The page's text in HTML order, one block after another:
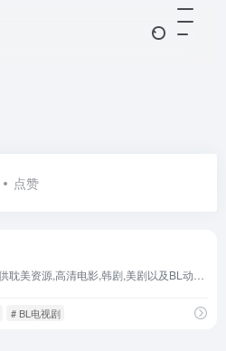
点赞
# BL电视剧